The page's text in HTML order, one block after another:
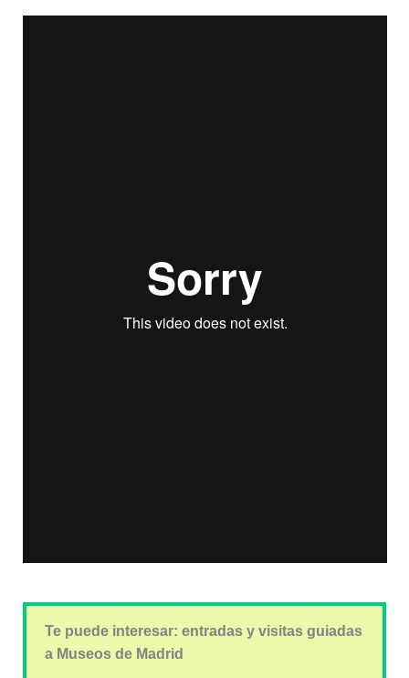
Te puede interesar: entradas y visitas guiadas
a Museos de Madrid